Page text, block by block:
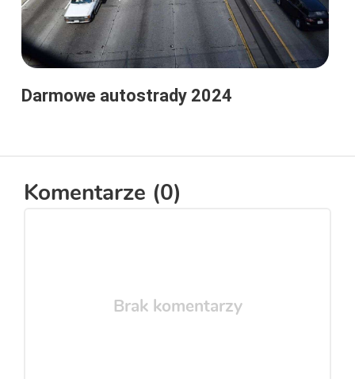
Darmowe autostrady 2024
Komentarze (0)
Brak komentarzy